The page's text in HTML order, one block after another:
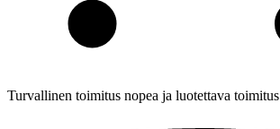
Turvallinen toimitus nopea ja luotettava toimitus